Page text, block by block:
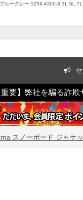
ルーグレー 1256-4300-3 3L 5L 7L
重要】弊社を騙る詐
スノーボード ジャケ